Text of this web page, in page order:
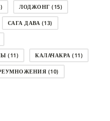
ЛОДЖОНГ (15)
САГА ДАВА (13)
(11) КАЛАЧАКРА (11)
(10)